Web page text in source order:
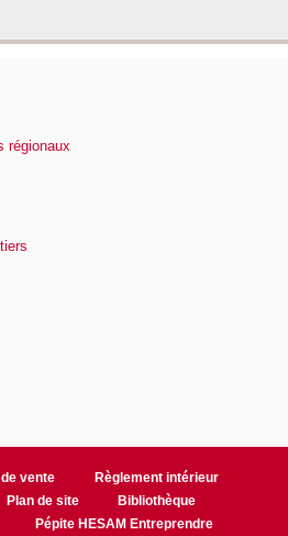
régionaux
vente
Règlement intérieur
Plan de site
Bibliothèque
Pépite HESAM Entreprendre